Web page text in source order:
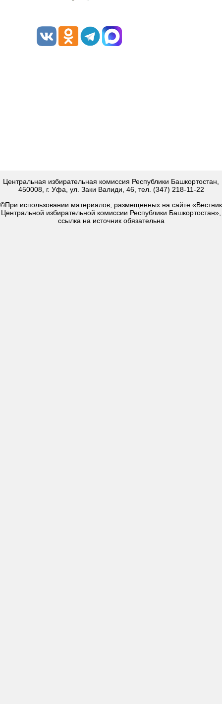
Центральная избирательная комиссия Республики Башкортостан,
450008, г. Уфа, ул. Заки Валиди, 46, тел. (347) 218-11-22
©При использовании материалов, размещенных на сайте «Вестник
Центральной избирательной комиссии Республики Башкортостан»,
ссылка на источник обязательна